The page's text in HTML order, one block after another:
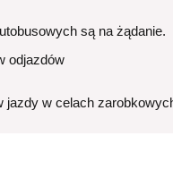
są na żądanie.
odjazdów
jazdy w celach